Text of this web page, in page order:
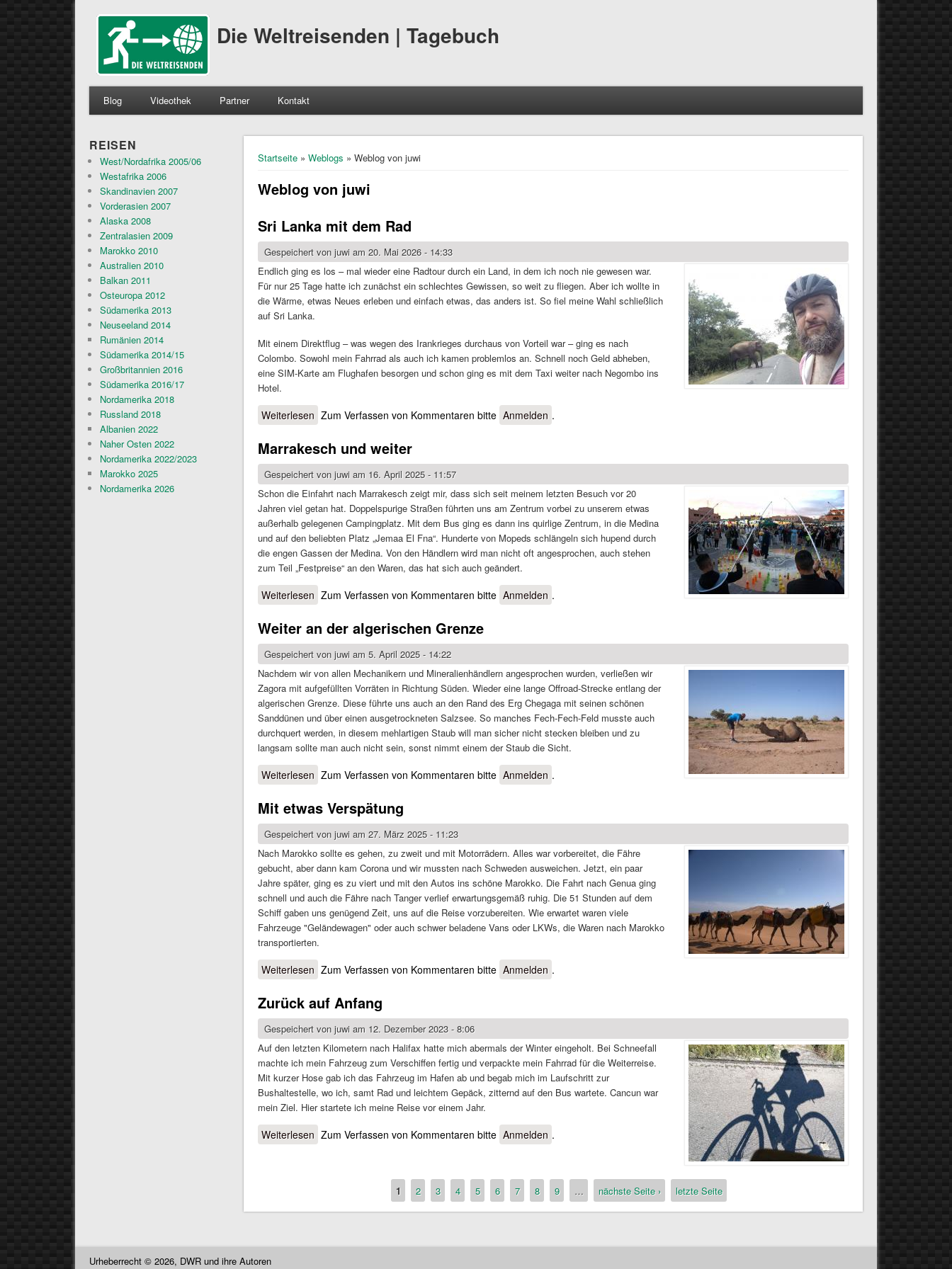
Die Weltreisenden | Tagebuch
Blog Videothek Partner Kontakt
Sie sind hier
Startseite »Weblogs » Weblog von juwi
Weblog von juwi
Sri Lanka mit dem Rad
Gespeichert vonjuwi am 20. Mai 2026 - 14:33
Endlich ging es los – mal wieder eine Radtour durch ein Land, in dem ich noch nie gewesen war.
Für nur 25 Tage hatte ich zunächst ein schlechtes Gewissen, so weit zu fliegen. Aber ich wollte in
die Wärme, etwas Neues erleben und einfach etwas, das anders ist. So fiel meine Wahl schließlich
auf Sri Lanka.
Mit einem Direktflug – was wegen des Irankrieges durchaus von Vorteil war – ging es nach
Colombo. Sowohl mein Fahrrad als auch ich kamen problemlos an. Schnell noch Geld abheben,
eine SIM-Karte am Flughafen besorgen und schon ging es mit dem Taxi weiter nach Negombo ins
Hotel.
Weiterlesen über Sri Lanka mit dem Rad
Zum Verfassen von Kommentaren bitte Anmelden .
Marrakesch und weiter
Gespeichert vonjuwi am 16. April 2025 - 11:57
Schon die Einfahrt nach Marrakesch zeigt mir, dass sich seit meinem letzten Besuch vor 20
Jahren viel getan hat. Doppelspurige Straßen führten uns am Zentrum vorbei zu unserem etwas
außerhalb gelegenen Campingplatz. Mit dem Bus ging es dann ins quirlige Zentrum, in die Medina
und auf den beliebten Platz „Jemaa El Fna“. Hunderte von Mopeds schlängeln sich hupend durch
die engen Gassen der Medina. Von den Händlern wird man nicht oft angesprochen, auch stehen
zum Teil „Festpreise“ an den Waren, das hat sich auch geändert.
Weiterlesen über Marrakesch und weiter
Zum Verfassen von Kommentaren bitte Anmelden .
Weiter an der algerischen Grenze
Gespeichert vonjuwi am 5. April 2025 - 14:22
Nachdem wir von allen Mechanikern und Mineralienhändlern angesprochen wurden, verließen wir
Zagora mit aufgefüllten Vorräten in Richtung Süden. Wieder eine lange Offroad-Strecke entlang der
algerischen Grenze. Diese führte uns auch an den Rand des Erg Chegaga mit seinen schönen
Sanddünen und über einen ausgetrockneten Salzsee. So manches Fech-Fech-Feld musste auch
durchquert werden, in diesem mehlartigen Staub will man sicher nicht stecken bleiben und zu
langsam sollte man auch nicht sein, sonst nimmt einem der Staub die Sicht.
Weiterlesen über Weiter an der algerischen Grenze
Zum Verfassen von Kommentaren bitte Anmelden .
Mit etwas Verspätung
Gespeichert vonjuwi am 27. März 2025 - 11:23
Nach Marokko sollte es gehen, zu zweit und mit Motorrädern. Alles war vorbereitet, die Fähre
gebucht, aber dann kam Corona und wir mussten nach Schweden ausweichen. Jetzt, ein paar
Jahre später, ging es zu viert und mit den Autos ins schöne Marokko. Die Fahrt nach Genua ging
schnell und auch die Fähre nach Tanger verlief erwartungsgemäß ruhig. Die 51 Stunden auf dem
Schiff gaben uns genügend Zeit, uns auf die Reise vorzubereiten. Wie erwartet waren viele
Fahrzeuge "Geländewagen" oder auch schwer beladene Vans oder LKWs, die Waren nach Marokko
transportierten.
Weiterlesen über Mit etwas Verspätung
Zum Verfassen von Kommentaren bitte Anmelden .
Zurück auf Anfang
Gespeichert vonjuwi am 12. Dezember 2023 - 8:06
Auf den letzten Kilometern nach Halifax hatte mich abermals der Winter eingeholt. Bei Schneefall
machte ich mein Fahrzeug zum Verschiffen fertig und verpackte mein Fahrrad für die Weiterreise.
Mit kurzer Hose gab ich das Fahrzeug im Hafen ab und begab mich im Laufschritt zur
Bushaltestelle, wo ich, samt Rad und leichtem Gepäck, zitternd auf den Bus wartete. Cancun war
mein Ziel. Hier startete ich meine Reise vor einem Jahr.
Weiterlesen über Zurück auf Anfang
Zum Verfassen von Kommentaren bitte Anmelden .
1 2 3 4 5 6 7 8 9 … nächste Seite › letzte Seite
REISEN
West/Nordafrika 2005/06
Westafrika 2006
Skandinavien 2007
Vorderasien 2007
Alaska 2008
Zentralasien 2009
Marokko 2010
Australien 2010
Balkan 2011
Osteuropa 2012
Südamerika 2013
Neuseeland 2014
Rumänien 2014
Südamerika 2014/15
Großbritannien 2016
Südamerika 2016/17
Nordamerika 2018
Russland 2018
Albanien 2022
Naher Osten 2022
Nordamerika 2022/2023
Marokko 2025
Nordamerika 2026
Urheberrecht © 2026, DWR und ihre Autoren